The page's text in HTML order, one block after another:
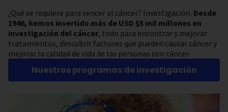
¿Qué se requiere para vencer al cáncer? Investigación. Desde
1946, hemos invertido más de USD $5 mil millones en
investigación del cáncer, todo para encontrar y mejorar
tratamientos, descubrir factores que pueden causar cáncer y
mejorar la calidad de vida de las personas con cáncer.
Nuestros programas de investigación